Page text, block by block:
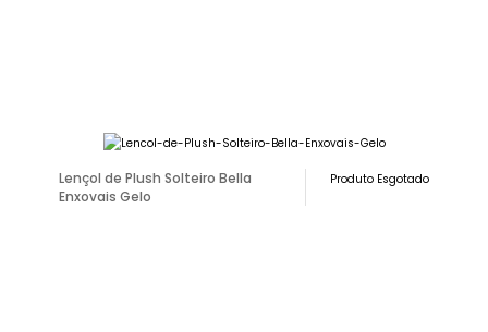
Lençol de Plush Solteiro Bella
Enxovais Gelo
Produto Esgotado